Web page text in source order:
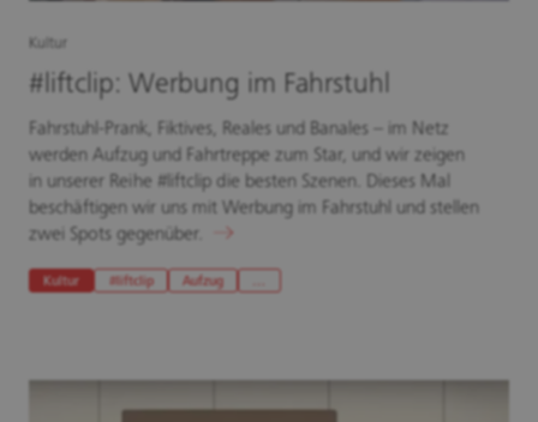
Kultur
#liftclip: Werbung im Fahrstuhl
Fahrstuhl-Prank, Fiktives, Reales und Banales – im Netz
werden Aufzug und Fahrtreppe zum Star, und wir zeigen
in unserer Reihe #liftclip die besten Szenen. Dieses Mal
beschäftigen wir uns mit Werbung im Fahrstuhl und stellen
zwei Spots gegenüber.
Kultur #liftclip Aufzug